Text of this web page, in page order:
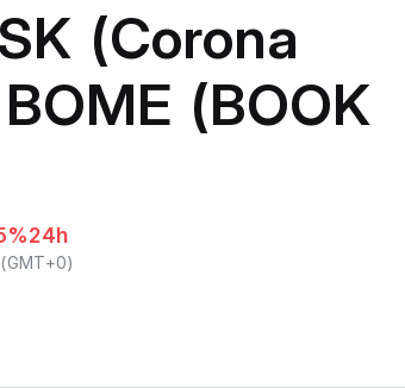
(Corona
(BOOK
24h
(GMT+0)